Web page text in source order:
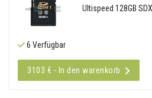
Ultispeed 128GB
6 Verfügbar
3103 € - In den warenkorb